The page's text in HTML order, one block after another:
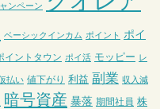
ンペーン
ベーシックインカム ポイント ポイ
イントタウン ポイ活 モッピー レ
払い 値下がり 利益 副業 収入減
暗号資産 暴落 期間社員 株